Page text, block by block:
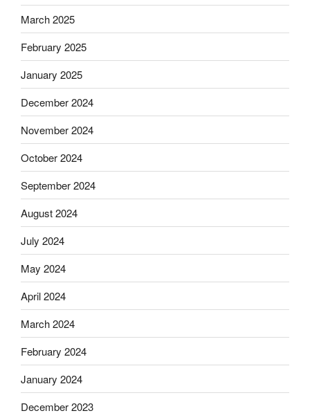
March 2025
February 2025
January 2025
December 2024
November 2024
October 2024
September 2024
August 2024
July 2024
May 2024
April 2024
March 2024
February 2024
January 2024
December 2023